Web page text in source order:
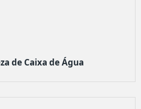
de Caixa de Água